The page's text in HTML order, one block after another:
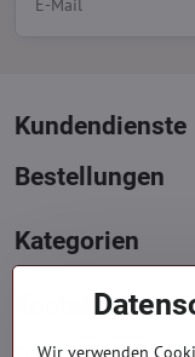
Kundendienste
Bestellungen
Kategorien
Kontakte
Wir verwenden